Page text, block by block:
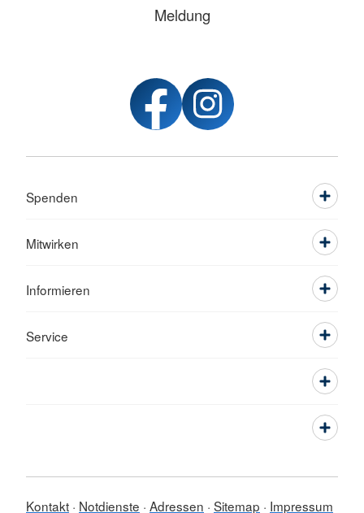
Meldung
Spenden
Mitwirken
Informieren
Service
Kontakt Notdienste Adressen Sitemap Impressum